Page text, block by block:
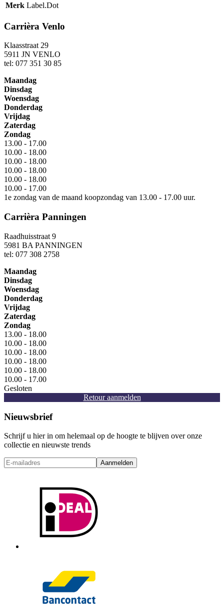
Merk Label.Dot
Carrièra Venlo
Klaasstraat 29
5911 JN VENLO
tel: 077 351 30 85
Maandag
Dinsdag
Woensdag
Donderdag
Vrijdag
Zaterdag
Zondag
13.00 - 17.00
10.00 - 18.00
10.00 - 18.00
10.00 - 18.00
10.00 - 18.00
10.00 - 17.00
1e zondag van de maand koopzondag van 13.00 - 17.00 uur.
Carrièra Panningen
Raadhuisstraat 9
5981 BA PANNINGEN
tel: 077 308 2758
Maandag
Dinsdag
Woensdag
Donderdag
Vrijdag
Zaterdag
Zondag
13.00 - 18.00
10.00 - 18.00
10.00 - 18.00
10.00 - 18.00
10.00 - 18.00
10.00 - 17.00
Gesloten
Retour aanmelden
Nieuwsbrief
Schrijf u hier in om helemaal op de hoogte te blijven over onze
collectie en nieuwste trends
Aanmelden